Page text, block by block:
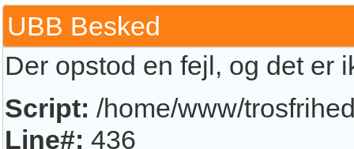
UBB Besked
Der opstod en fejl, og det
Script: /home/www/
Line#: 436